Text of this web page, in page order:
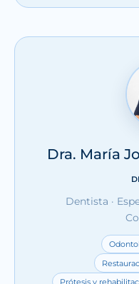
Dra. María
Dentista ·
Prótesis y